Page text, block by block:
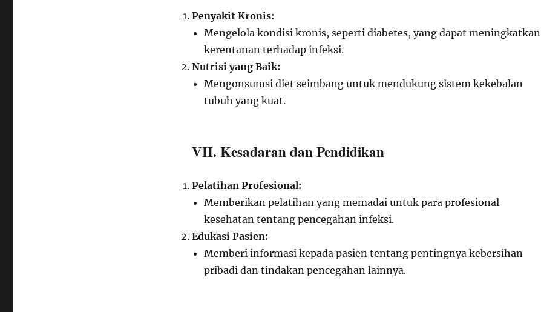
Penyakit Kronis:
Mengelola kondisi kronis, seperti diabetes, yang dapat meningkatkan
kerentanan terhadap infeksi.
Nutrisi yang Baik:
Mengonsumsi diet seimbang untuk mendukung sistem kekebalan
tubuh yang kuat.
VII. Kesadaran dan Pendidikan
Pelatihan Profesional:
Memberikan pelatihan yang memadai untuk para profesional
kesehatan tentang pencegahan infeksi.
Edukasi Pasien:
Memberi informasi kepada pasien tentang pentingnya kebersihan
pribadi dan tindakan pencegahan lainnya.